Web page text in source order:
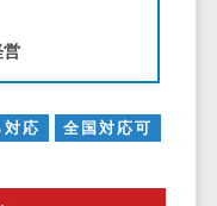
営
応
全国対応可